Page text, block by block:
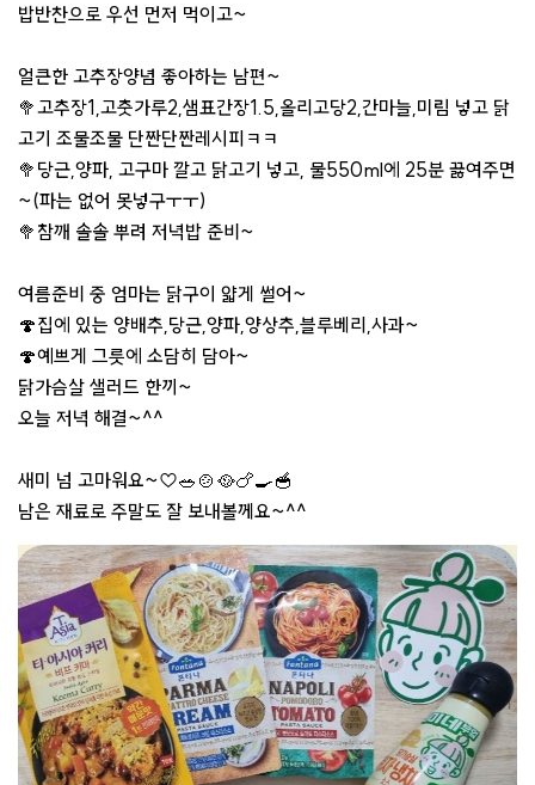
밥반찬으로 우선 먼저 먹이고~
얼큰한 고추장양념 좋아하는 남편~
🥦고추장1,고춧가루2,샘표간장1.5,올리고당2,간마늘,미림 넣고 닭
고기 조물조물 단짠단짠레시피ㅋㅋ
🥦당근,양파, 고구마 깔고 닭고기 넣고, 물550ml에 25분 끓여주면
~(파는 없어 못넣구ㅜㅜ)
🥦참깨 솔솔 뿌려 저녁밥 준비~
여름준비 중 엄마는 닭구이 얇게 썰어~
🍄집에 있는 양배추,당근,양파,양상추,블루베리,사과~
🍄예쁘게 그릇에 소담히 담아~
닭가슴살 샐러드 한끼~
오늘 저녁 해결~^^
새미 넘 고마워요~♡🥗🍲🥘🍗🍳🥣
남은 재료로 주말도 잘 보내볼께요~^^